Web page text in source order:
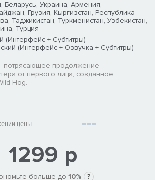
Беларусь, Украина, Армения,
Грузия, Кыргизстан, Республика
Таджикистан, Туркменистан, Узбекистан,
Турция
(Интерфейс + Субтитры)
(Интерфейс + Озвучка + Субтитры)
потрясающее продолжение
от первого лица, созданное
Hog.
цены
1299 р
больше до 10% ?